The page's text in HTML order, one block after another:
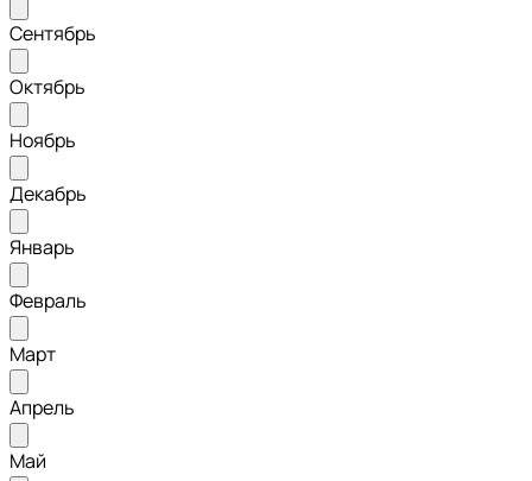
Сентябрь
Октябрь
Ноябрь
Декабрь
Январь
Февраль
Март
Апрель
Май